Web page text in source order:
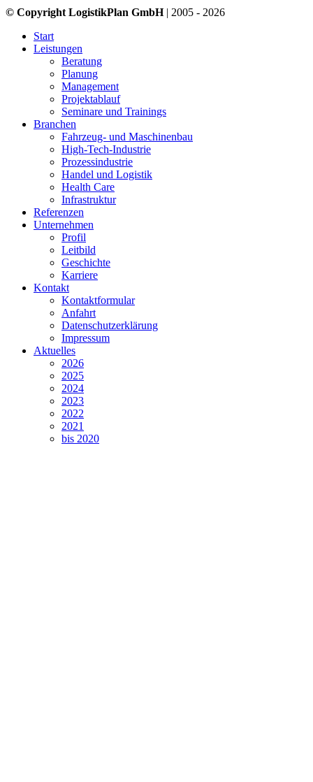
© Copyright LogistikPlan GmbH| 2005 - 2026
Start
Leistungen
Beratung
Planung
Management
Projektablauf
Seminare und Trainings
Branchen
Fahrzeug- und Maschinenbau
High-Tech-Industrie
Prozessindustrie
Handel und Logistik
Health Care
Infrastruktur
Referenzen
Unternehmen
Profil
Leitbild
Geschichte
Karriere
Kontakt
Kontaktformular
Anfahrt
Datenschutzerklärung
Impressum
Aktuelles
2026
2025
2024
2023
2022
2021
bis 2020